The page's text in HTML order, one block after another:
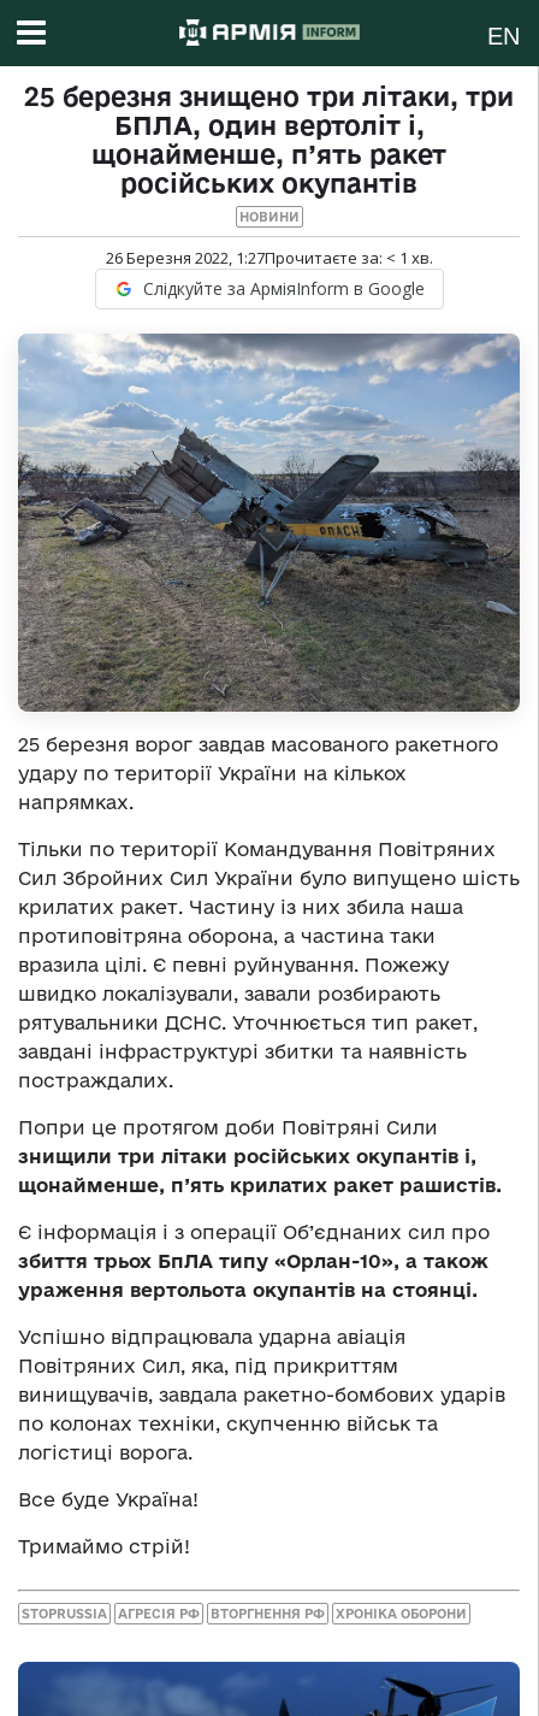
EN
25 березня знищено три літаки, три
БПЛА, один вертоліт і,
щонайменше, п’ять ракет
російських окупантів
НОВИНИ
26 Березня 2022, 1:27Прочитаєте за: < 1 хв.
Слідкуйте за АрміяInform в Google
25 березня ворог завдав масованого ракетного
удару по території України на кількох
напрямках.
Тільки по території Командування Повітряних
Сил Збройних Сил України було випущено шість
крилатих ракет. Частину із них збила наша
протиповітряна оборона, а частина таки
вразила цілі. Є певні руйнування. Пожежу
швидко локалізували, завали розбирають
рятувальники ДСНС. Уточнюється тип ракет,
завдані інфраструктурі збитки та наявність
постраждалих.
Попри це протягом доби Повітряні Сили
знищили три літаки російських окупантів і,
щонайменше, п’ять крилатих ракет рашистів.
Є інформація і з операції Обֹ’єднаних сил про
збиття трьох БпЛА типу «Орлан-10», а також
ураження вертольота окупантів на стоянці.
Успішно відпрацювала ударна авіація
Повітряних Сил, яка, під прикриттям
винищувачів, завдала ракетно-бомбових ударів
по колонах техніки, скупченню військ та
логістиці ворога.
Все буде Україна!
Тримаймо стрій!
STOPRUSSIA АГРЕСІЯ РФ ВТОРГНЕННЯ РФ ХРОНІКА ОБОРОНИ